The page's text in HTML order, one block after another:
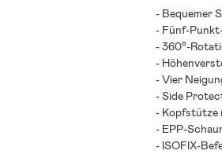
- Bequemer
- Fünf-
- 360°-
-
- Vier
- Side
- Kopfstütze
- EPP-
- ISOFIX-